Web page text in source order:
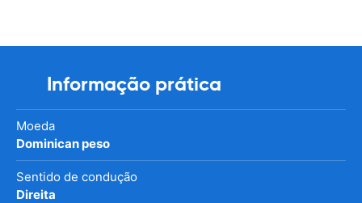
Informação prática
Moeda
Dominican peso
Sentido de condução
Direita